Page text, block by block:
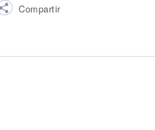
Compartir